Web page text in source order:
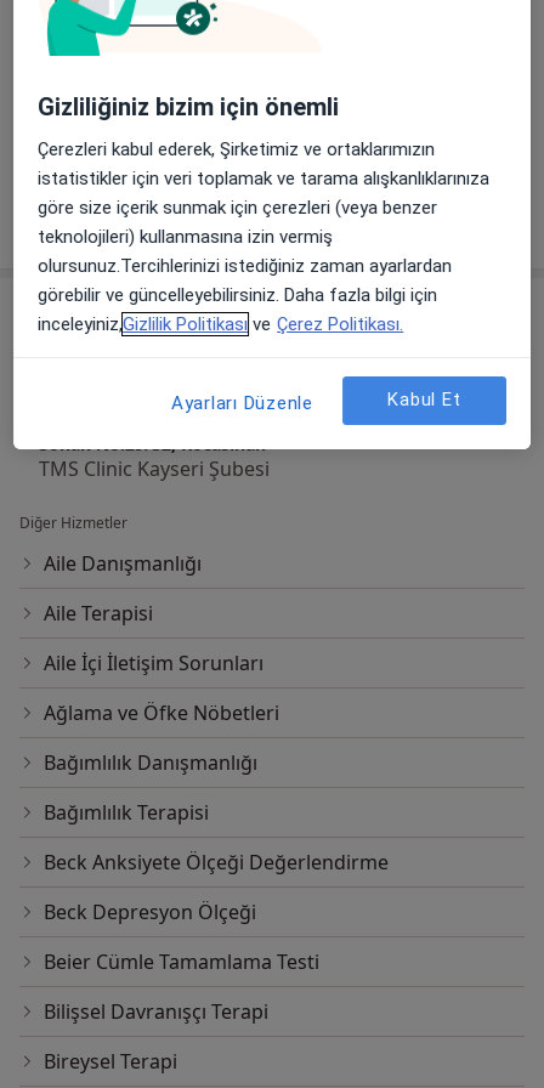
Galeriyi görüntüle (7)
Tümünü gösterdeneyim hakkında
Hizmetler
Başlıca Hizmetler
Sokak No:29/32, Kocasinan
Ücretler Hakkında
TMS Clinic Kayseri Şubesi
Diğer Hizmetler
Aile Danışmanlığı
Aile Terapisi
Aile İçi İletişim Sorunları
Ağlama ve Öfke Nöbetleri
Bağımlılık Danışmanlığı
Bağımlılık Terapisi
Beck Anksiyete Ölçeği Değerlendirme
Beck Depresyon Ölçeği
Beier Cümle Tamamlama Testi
Bilişsel Davranışçı Terapi
Bireysel Terapi
Gizliliğiniz bizim için önemli
Çerezleri kabul ederek, Şirketimiz ve ortaklarımızın
istatistikler için veri toplamak ve tarama alışkanlıklarınıza
göre size içerik sunmak için çerezleri (veya benzer
teknolojileri) kullanmasına izin vermiş
olursunuz.Tercihlerinizi istediğiniz zaman ayarlardan
görebilir ve güncelleyebilirsiniz. Daha fazla bilgi için
inceleyiniz,Gizlilik Politikası ve Çerez Politikası.
Ayarları Düzenle Kabul Et